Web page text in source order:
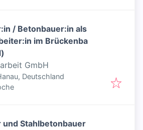
/ Betonbauer:in als
im Brückenba
GmbH
Deutschland
und Stahlbetonbauer